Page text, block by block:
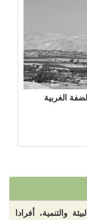
الغربية
والتنمية، أفرادا